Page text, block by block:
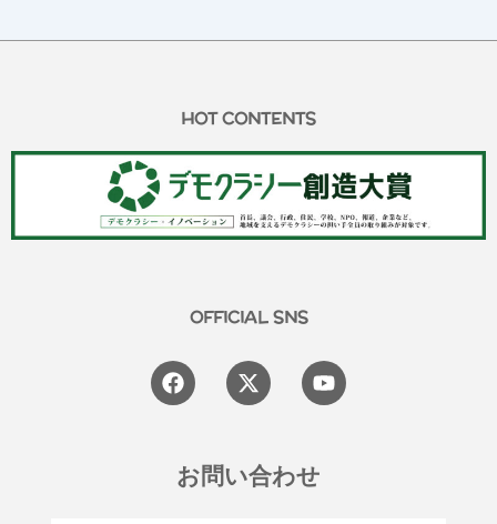
HOT CONTENTS
OFFICIAL SNS
Facebook
X-
twitter
Youtube
お問い合わせ